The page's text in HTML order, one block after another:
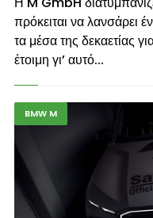
πρόκειται να λανσάρει
τα μέσα της δεκαετίας
έτοιμη γι’ αυτό...
BMW M